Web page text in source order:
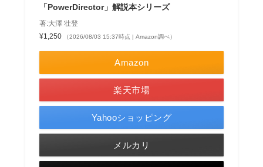
「PowerDirector」解説本シリーズ
著:大澤 壮登
¥1,250
（2026/08/03 15:37時点 | Amazon調べ）
Amazon
楽天市場
Yahooショッピング
メルカリ